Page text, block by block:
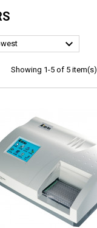

Showing 1-5 of 5 item(s)